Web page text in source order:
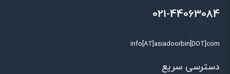
021-44063084
info[AT]asiadoorbin[DOT]com
دسترسی سریع